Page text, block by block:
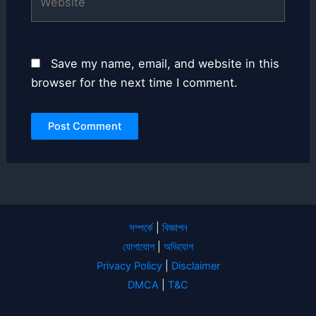
Save my name, email, and website in this
browser for the next time I comment.
সম্পর্কে| বিজ্ঞাপন
যোগাযোগ
অভিযোগ
Privacy Policy| Disclaimer
DMCA
T&C